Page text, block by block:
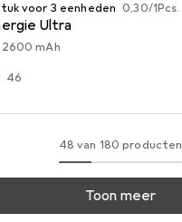
voor 3 eenheden EUR
0,30/1Pcs.
Ultra
2600 mAh
46
48 van 180 producten
Toon meer